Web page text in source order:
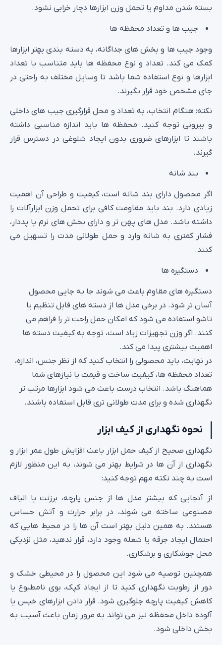
بسته شدن مداوم یا تحمل وزن ابزارها دچار خرابی نشود.
جیب‌ ها و تعداد محفظه‌ ها
وجود جیب‌ ها و بخش‌ های جداگانه، به دسته‌ بندی بهتر ابزارها
کمک می‌ کند. تعداد و نوع محفظه‌ ها باید متناسب با تعداد
ابزارها و نوع استفاده شما باشد تا وسایل مختلف به‌ راحتی در
جای مشخص خود قرار بگیرند.
نکته: هنگام انتخاب، به تعداد و محل قرارگیری جیب‌ های داخلی
و بیرونی توجه کنید. محفظه‌ ها باید اندازه مناسبی داشته
باشند تا ابزارهای ضروری بدون ایجاد شلوغی در دسترس قرار
گیرند.
بند شانه
اگر محصول دارای بند شانه است، کیفیت و طراحی آن اهمیت
زیادی دارد. بند باید مقاومت کافی برای تحمل وزن ابزارآلات را
داشته باشد. مدل‌ های پهن‌ تر و دارای بخش‌ های نرم یا پددار،
فشار کمتری به شانه وارد و حمل طولانی‌ مدت را تسهیل می
کنند.
دستگیره‌ ها
دستگیره‌ های مقاوم باعث می‌ شوند جا به‌ جایی محصول
آسان‌ تر شود. در برخی مدل‌ ها از دسته‌ های قابل تنظیم یا
تاشو استفاده می‌ شود که امکان حمل راحت‌ تر را فراهم می‌
کنند. اگر وزن تجهیزات زیاد است، توجه به کیفیت دسته‌ ها
اهمیت بیشتری پیدا می‌ کند.
در نهایت، باید محصولی را انتخاب کنید که از نظر جنس، اندازه،
تعداد محفظه‌ ها، کیفیت ساخت و قیمت با نیازهای شما
هماهنگ باشد. انتخاب درست باعث می‌ شود ابزارها مرتب‌ تر
نگهداری شده و برای مدت طولانی‌ تری قابل استفاده باشند.
نحوه نگهداری از کیف ابزار
نگهداری صحیح از کیف حمل ابزار باعث افزایش طول عمر ابزار و
نگهداری از آن ها در شرایط بهتر می شوند، به این منظور لازم
است به چند نکته مهم توجه کنید:
از آنجایی که بیشتر مدل‌ ها از جنس پارچه، برزنت یا الیاف
مصنوعی ساخته می‌ شوند، در برابر حرارت و آتش حساس
هستند. به همین دلیل بهتر است آن‌ ها را در محیط‌ هایی که
احتمال ایجاد جرقه یا شعله وجود دارد، قرار ندهید، مثل نزدیکی
محل جوشکاری و برشکاری.
همچنین توصیه می‌ شود این محصول را در محیطی خشک و
دور از رطوبت نگهداری کنید تا از ایجاد کپک، بوی نامطبوع یا
کاهش کیفیت پارچه جلوگیری شود. قرار دادن ابزارهای خیس یا
آلوده داخل محفظه نیز می‌ تواند به مرور زمان باعث آسیب به
بخش داخلی شود.